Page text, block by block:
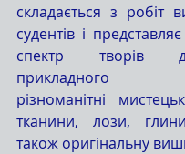
складається з робіт
судентів і
спектр творів
прикладного
різноманітні
тканини, лози,
також оригінальну